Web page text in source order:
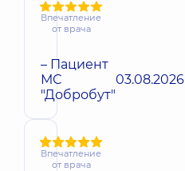
Впечатление
от врача
– Пациент
МС
"Добробут"
03.08.2026
Впечатление
от врача